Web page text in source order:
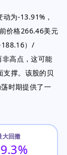
为-13.91%，
价格266.46美元
188.16）/
高点，这可能
支撑。该股的贝
时期提供了一
大回撤